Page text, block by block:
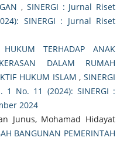
, SINERGI : Jurnal Riset
SINERGI : Jurnal Riset
TERHADAP ANAK
DALAM RUMAH
HUKUM ISLAM ,SINERGI
No. 11 (2024): SINERGI :
2024
Junus, Mohamad Hidayat
BANGUNAN PEMERINTAH